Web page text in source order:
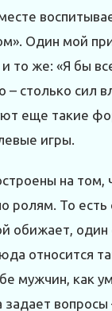
Один мой
то же: «Я бы
– столько сил
еще такие
игры.
на том,
ролям. То есть
обижает, один
относится
мужчин, как
вопросы